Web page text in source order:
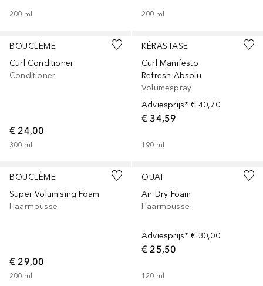
200 ml 200 ml
BOUCLÈME
Curl Conditioner
Conditioner
€ 24,00
300 ml
KÉRASTASE
Curl Manifesto
Refresh Absolu
Volumespray
Adviesprijs* € 40,70
€ 34,59
190 ml
BOUCLÈME
Super Volumising Foam
Haarmousse
€ 29,00
200 ml
OUAI
Air Dry Foam
Haarmousse
Adviesprijs* € 30,00
€ 25,50
120 ml